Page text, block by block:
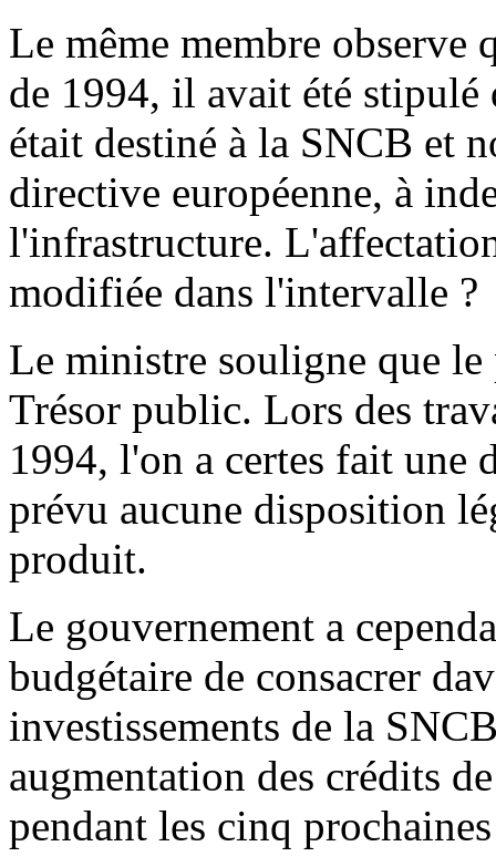
Le même membre
de 1994, il avait été
était destiné à la SNCB et
directive européenne, à
l'infrastructure.
modifiée dans l'intervalle ?
Le ministre souligne que
Trésor public. Lors des
1994, l'on a certes fait une
prévu aucune disposition
produit.
Le gouvernement a
budgétaire de consacrer
investissements de la
augmentation des crédits
pendant les cinq